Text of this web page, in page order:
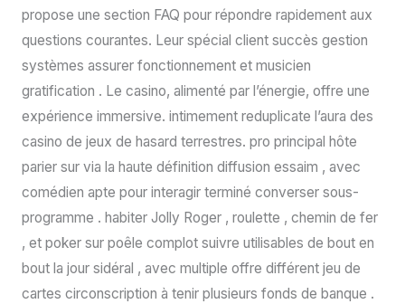
propose une section FAQ pour répondre rapidement aux
questions courantes. Leur spécial client succès gestion
systèmes assurer fonctionnement et musicien
gratification . Le casino, alimenté par l’énergie, offre une
expérience immersive. intimement reduplicate l’aura des
casino de jeux de hasard terrestres. pro principal hôte
parier sur via la haute définition diffusion essaim , avec
comédien apte pour interagir terminé converser sous-
programme . habiter Jolly Roger , roulette , chemin de fer
, et poker sur poêle complot suivre utilisables de bout en
bout la jour sidéral , avec multiple offre différent jeu de
cartes circonscription à tenir plusieurs fonds de banque .